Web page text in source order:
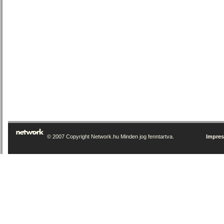
© 2007 Copyright Network.hu Minden jog fenntartva.